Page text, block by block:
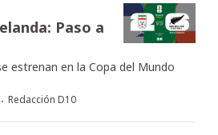
Paso a
estrenan en la Copa del Mundo
· Redacción D10